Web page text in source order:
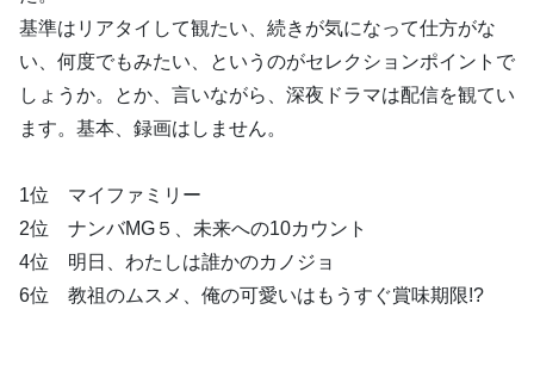
基準はリアタイして観たい、続きが気になって仕方がな
い、何度でもみたい、というのがセレクションポイントで
しょうか。とか、言いながら、深夜ドラマは配信を観てい
ます。基本、録画はしません。
1位 マイファミリー
2位 ナンバMG５、未来への10カウント
4位 明日、わたしは誰かのカノジョ
6位 教祖のムスメ、俺の可愛いはもうすぐ賞味期限!?